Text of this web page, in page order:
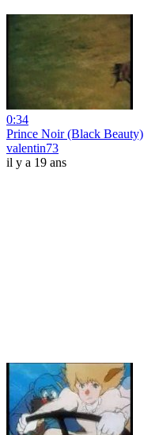
0:34
Prince Noir (Black Beauty)
valentin73
il y a 19 ans